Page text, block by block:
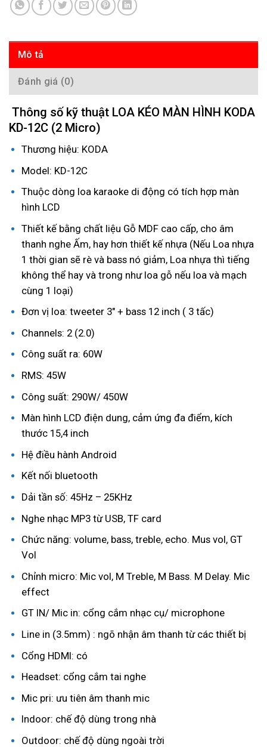
Mô tả
Đánh giá (0)
Thông số kỹ thuật LOA KÉO MÀN HÌNH KODA
KD-12C (2 Micro)
Thương hiệu: KODA
Model: KD-12C
Thuộc dòng loa karaoke di động có tích hợp màn
hình LCD
Thiết kế bằng chất liệu Gỗ MDF cao cấp, cho âm
thanh nghe Ấm, hay hơn thiết kế nhựa (Nếu Loa nhựa
1 thời gian sẽ rè và bass nó giảm, Loa nhựa thì tiếng
không thể hay và trong như loa gỗ nếu loa và mạch
cùng 1 loại)
Đơn vị loa: tweeter 3″ + bass 12 inch ( 3 tấc)
Channels: 2 (2.0)
Công suất ra: 60W
RMS: 45W
Công suất: 290W/ 450W
Màn hình LCD điện dung, cảm ứng đa điểm, kích
thước 15,4 inch
Hệ điều hành Android
Kết nối bluetooth
Dải tần số: 45Hz – 25KHz
Nghe nhạc MP3 từ USB, TF card
Chức năng: volume, bass, treble, echo. Mus vol, GT
Vol
Chỉnh micro: Mic vol, M Treble, M Bass. M Delay. Mic
effect
GT IN/ Mic in: cổng cắm nhạc cụ/ microphone
Line in (3.5mm) : ngõ nhận âm thanh từ các thiết bị
Cổng HDMI: có
Headset: cổng cắm tai nghe
Mic pri: ưu tiên âm thanh mic
Indoor: chế độ dùng trong nhà
Outdoor: chế độ dùng ngoài trời